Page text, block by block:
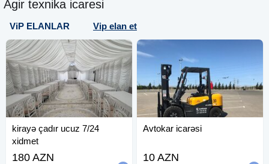
Agir texnika icaresi
ViP ELANLAR Vip elan et
kirayə çadır ucuz 7/24
xidmet
180 AZN
Avtokar icarəsi
10 AZN